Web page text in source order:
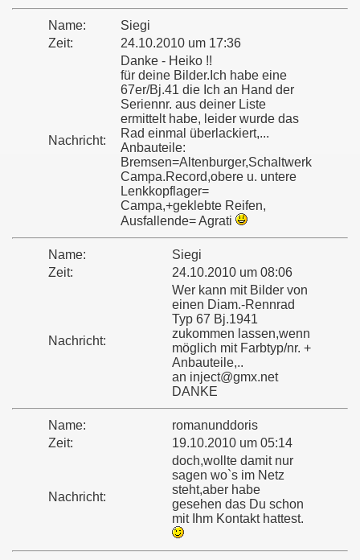
Name:
Siegi
Zeit:
24.10.2010 um 17:36
Nachricht:
Danke - Heiko !!
für deine Bilder.Ich habe eine
67er/Bj.41 die Ich an Hand der
Seriennr. aus deiner Liste
ermittelt habe, leider wurde das
Rad einmal überlackiert,...
Anbauteile:
Bremsen=Altenburger,Schaltwerk
Campa.Record,obere u. untere
Lenkkopflager=
Campa,+geklebte Reifen,
Ausfallende= Agrati
Name:
Siegi
Zeit:
24.10.2010 um 08:06
Nachricht:
Wer kann mit Bilder von
einen Diam.-Rennrad
Typ 67 Bj.1941
zukommen lassen,wenn
möglich mit Farbtyp/nr. +
Anbauteile,..
an inject@gmx.net
DANKE
Name:
romanunddoris
Zeit:
19.10.2010 um 05:14
Nachricht:
doch,wollte damit nur
sagen wo`s im Netz
steht,aber habe
gesehen das Du schon
mit Ihm Kontakt hattest.